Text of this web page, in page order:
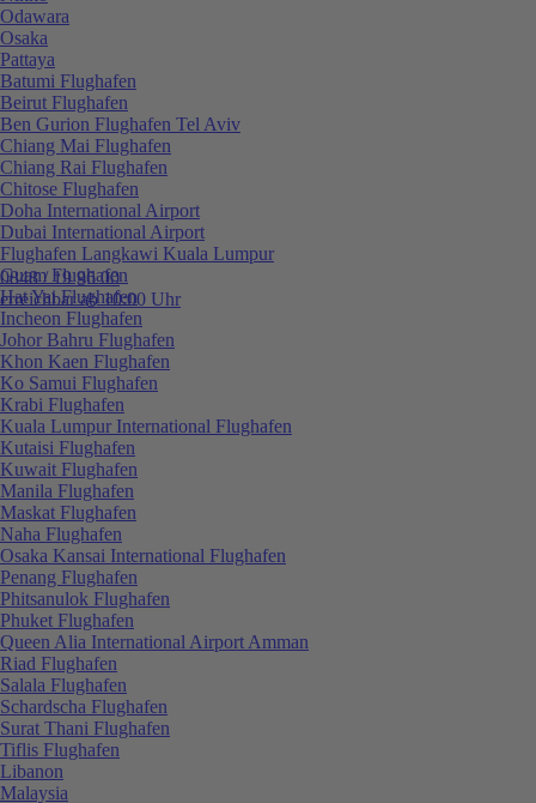
0848 / 19 96 00
erreichbar ab 10:00 Uhr
Odawara
Osaka
Pattaya
Batumi Flughafen
Beirut Flughafen
Ben Gurion Flughafen Tel Aviv
Chiang Mai Flughafen
Chiang Rai Flughafen
Chitose Flughafen
Doha International Airport
Dubai International Airport
Flughafen Langkawi Kuala Lumpur
Guam Flughafen
Hat Yai Flughafen
Incheon Flughafen
Johor Bahru Flughafen
Khon Kaen Flughafen
Ko Samui Flughafen
Krabi Flughafen
Kuala Lumpur International Flughafen
Kutaisi Flughafen
Kuwait Flughafen
Manila Flughafen
Maskat Flughafen
Naha Flughafen
Osaka Kansai International Flughafen
Penang Flughafen
Phitsanulok Flughafen
Phuket Flughafen
Queen Alia International Airport Amman
Riad Flughafen
Salala Flughafen
Schardscha Flughafen
Surat Thani Flughafen
Tiflis Flughafen
Libanon
Malaysia